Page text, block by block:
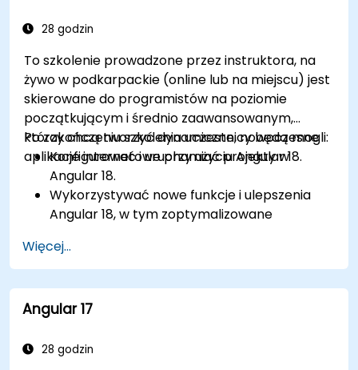
28 godzin
To szkolenie prowadzone przez instruktora, na
żywo w podkarpackie (online lub na miejscu) jest
skierowane do programistów na poziomie
początkującym i średnio zaawansowanym,
którzy chcą tworzyć dynamiczne, nowoczesne
aplikacje internetowe przy użyciu Angular 18.
Po zakończeniu szkolenia uczestnicy będą mogli:
Konfigurować i uruchamiać projekty w
Angular 18.
Wykorzystywać nowe funkcje i ulepszenia
Angular 18, w tym zoptymalizowane
zmian bez stref.
Tworzyć solidne i skalowalne aplikacje przy
użyciu Angular 18.
Wdrażać najlepsze praktyki w zakresie
Integrować aplikacje Angular z RESTful API.
Więcej...
Angular 17
28 godzin